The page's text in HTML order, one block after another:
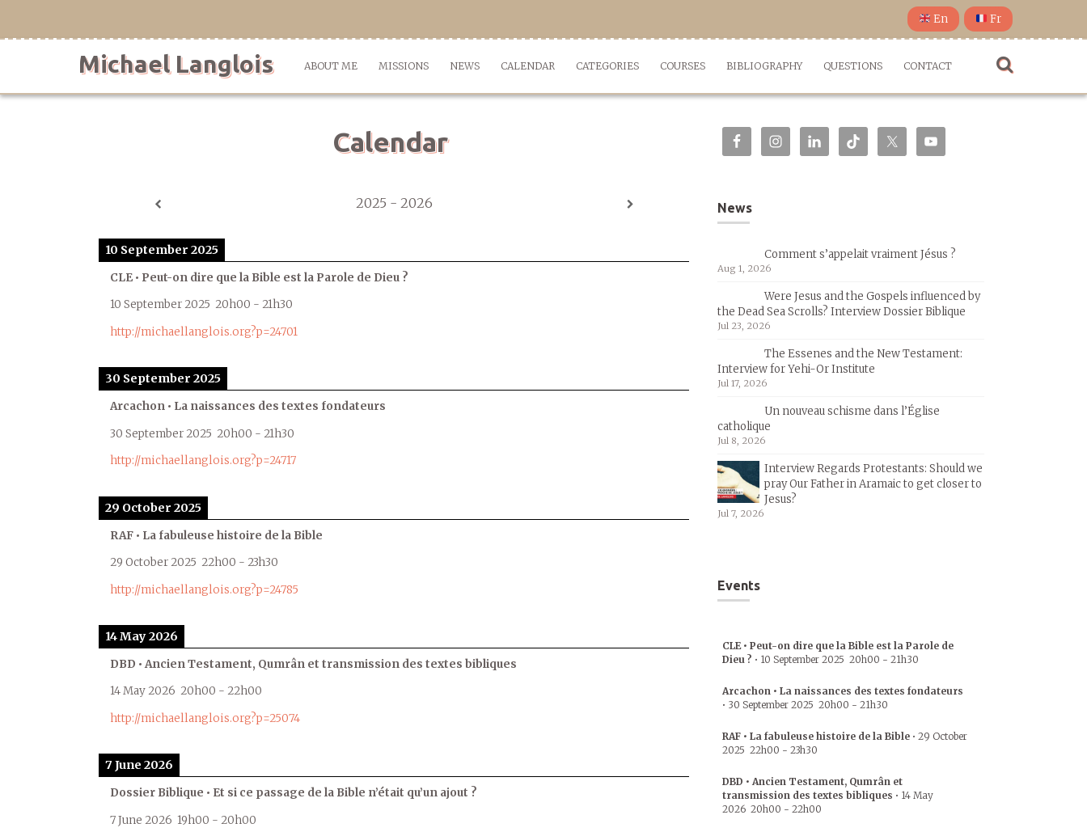
En Fr
Michael Langlois ABOUT ME MISSIONS NEWS CALENDAR CATEGORIES COURSES BIBLIOGRAPHY QUESTIONS CONTACT
Calendar
2025 - 2026
10 September 2025
CLE • Peut-on dire que la Bible est la Parole de Dieu ?
10 September 2025 20h00 - 21h30
http://michaellanglois.org?p=24701
30 September 2025
Arcachon • La naissances des textes fondateurs
30 September 2025 20h00 - 21h30
http://michaellanglois.org?p=24717
29 October 2025
RAF • La fabuleuse histoire de la Bible
29 October 2025 22h00 - 23h30
http://michaellanglois.org?p=24785
14 May 2026
DBD • Ancien Testament, Qumrân et transmission des textes bibliques
14 May 2026 20h00 - 22h00
http://michaellanglois.org?p=25074
7 June 2026
Dossier Biblique • Et si ce passage de la Bible n’était qu’un ajout ?
7 June 2026 19h00 - 20h00
News
Comment s’appelait vraiment Jésus ?
Aug 1, 2026
Were Jesus and the Gospels influenced by
the Dead Sea Scrolls? Interview Dossier Biblique
Jul 23, 2026
The Essenes and the New Testament:
Interview for Yehi-Or Institute
Jul 17, 2026
Un nouveau schisme dans l’Église
catholique
Jul 8, 2026
Interview Regards Protestants: Should we
pray Our Father in Aramaic to get closer to
Jesus?
Jul 7, 2026
Events
CLE • Peut-on dire que la Bible est la Parole de
Dieu ? • 10 September 2025 20h00 - 21h30
Arcachon • La naissances des textes fondateurs
• 30 September 2025 20h00 - 21h30
RAF • La fabuleuse histoire de la Bible • 29 October
2025 22h00 - 23h30
DBD • Ancien Testament, Qumrân et
transmission des textes bibliques • 14 May
2026 20h00 - 22h00